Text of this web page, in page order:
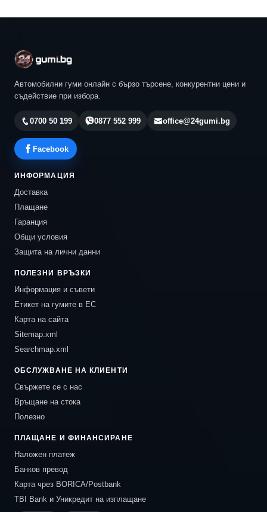
Автомобилни гуми онлайн с бързо търсене, конкурентни цени и
съдействие при избора.
0700 50 199 0877 552 999 office@24gumi.bg
Facebook
ИНФОРМАЦИЯ
Доставка
Плащане
Гаранция
Общи условия
Защита на лични данни
ПОЛЕЗНИ ВРЪЗКИ
Информация и съвети
Етикет на гумите в ЕС
Карта на сайта
Sitemap.xml
Searchmap.xml
ОБСЛУЖВАНЕ НА КЛИЕНТИ
Свържете се с нас
Връщане на стока
Полезно
ПЛАЩАНЕ И ФИНАНСИРАНЕ
Наложен платеж
Банков превод
Карта чрез BORICA/Postbank
TBI Bank и Уникредит на изплащане